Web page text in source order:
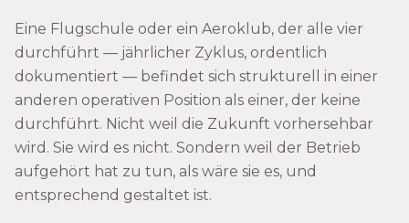
Eine Flugschule oder ein Aeroklub, der alle vier
durchführt — jährlicher Zyklus, ordentlich
dokumentiert — befindet sich strukturell in einer
anderen operativen Position als einer, der keine
durchführt. Nicht weil die Zukunft vorhersehbar
wird. Sie wird es nicht. Sondern weil der Betrieb
aufgehört hat zu tun, als wäre sie es, und
entsprechend gestaltet ist.